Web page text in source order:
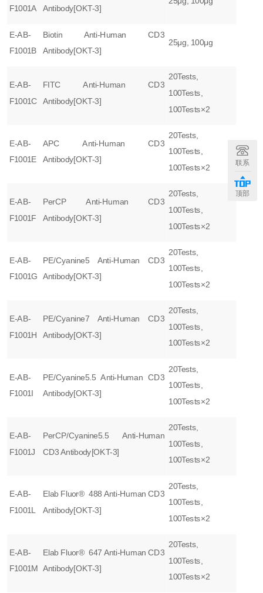
F1001A Antibody[OKT-3]
E-AB-
F1001B
Biotin Anti-Human CD3
Antibody[OKT-3]
25μg, 100μg
E-AB-
F1001C
FITC Anti-Human CD3
Antibody[OKT-3]
20Tests,
100Tests,
100Tests×2
E-AB-
F1001E
APC Anti-Human CD3
Antibody[OKT-3]
20Tests,
100Tests,
100Tests×2
E-AB-
F1001F
PerCP Anti-Human CD3
Antibody[OKT-3]
20Tests,
100Tests,
100Tests×2
E-AB-
F1001G
PE/Cyanine5 Anti-Human CD3
Antibody[OKT-3]
20Tests,
100Tests,
100Tests×2
E-AB-
F1001H
PE/Cyanine7 Anti-Human CD3
Antibody[OKT-3]
20Tests,
100Tests,
100Tests×2
E-AB-
F1001I
PE/Cyanine5.5 Anti-Human CD3
Antibody[OKT-3]
20Tests,
100Tests,
100Tests×2
E-AB-
F1001J
PerCP/Cyanine5.5 Anti-Human
CD3 Antibody[OKT-3]
20Tests,
100Tests,
100Tests×2
E-AB-
F1001L
Elab Fluor® 488 Anti-Human CD3
Antibody[OKT-3]
20Tests,
100Tests,
100Tests×2
E-AB-
F1001M
Elab Fluor® 647 Anti-Human CD3
Antibody[OKT-3]
20Tests,
100Tests,
100Tests×2
联系
顶部